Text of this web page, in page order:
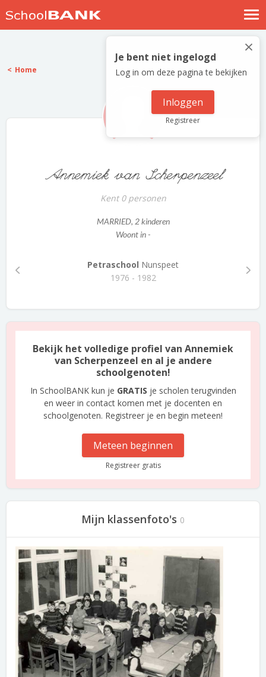
Nostalgische verhalen
Log in
Meld je gratis aan
×
Je bent niet ingelogd
Log in om deze pagina te bekijken
Inloggen
Registreer
Home
Annemiek van Scherpenzeel
Kent 0 personen
MARRIED, 2 kinderen
Woont in -
Petraschool Nunspeet
1976 - 1982
Bekijk het volledige profiel van Annemiek
van Scherpenzeel en al je andere
schoolgenoten!
In SchoolBANK kun je GRATIS je scholen terugvinden
en weer in contact komen met je docenten en
schoolgenoten. Registreer je en begin meteen!
Meteen beginnen
Registreer gratis
Mijn klassenfoto's 0